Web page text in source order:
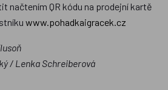
načtením QR kódu na prodejní kartě
www.pohadkaigracek.cz
/ Lenka Schreiberová